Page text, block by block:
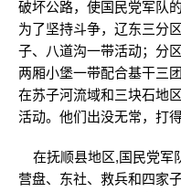
破坏公路，使国民党军队
为了坚持斗争，辽东三分
子、八道沟一带活动；分
两厢小堡一带配合基干三
在苏子河流域和三块石地
活动。他们出没无常，打
在抚顺县地区,国民党军
营盘、东社、救兵和四家